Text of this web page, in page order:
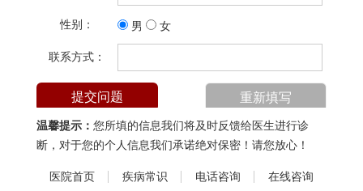
性别： 男 女
联系方式：
温馨提示： 您所填的信息我们将及时反馈给医生进行诊
断，对于您的个人信息我们承诺绝对保密！请您放心！
医院首页 疾病常识 电话咨询 在线咨询